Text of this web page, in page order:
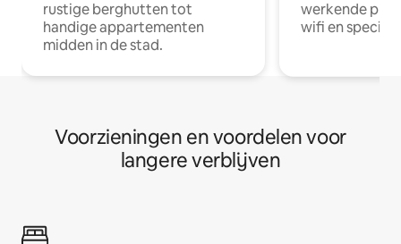
rustige berghutten tot
handige appartementen
midden in de stad.
werkende
wifi en
Voorzieningen en voordelen voor
langere verblijven